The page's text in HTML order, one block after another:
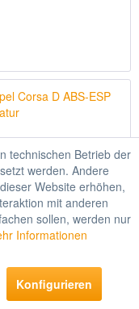
Corsa D...
Kein Bremsdruck
technischen Betrieb der
werden. Andere
Website erhöhen,
mit anderen
sollen, werden nur
Informationen
Konfigurieren